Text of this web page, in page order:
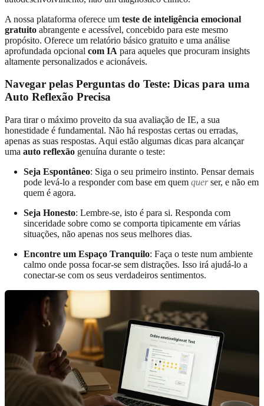
A nossa plataforma oferece um teste de inteligência emocional
gratuito abrangente e acessível, concebido para este mesmo
propósito. Oferece um relatório básico gratuito e uma análise
aprofundada opcional com IA para aqueles que procuram insights
altamente personalizados e acionáveis.
Navegar pelas Perguntas do Teste: Dicas para uma
Auto Reflexão Precisa
Para tirar o máximo proveito da sua avaliação de IE, a sua
honestidade é fundamental. Não há respostas certas ou erradas,
apenas as suas respostas. Aqui estão algumas dicas para alcançar
uma auto reflexão genuína durante o teste:
Seja Espontâneo: Siga o seu primeiro instinto. Pensar demais
pode levá-lo a responder com base em quem querser, e não em
quem é agora.
Seja Honesto: Lembre-se, isto é para si. Responda com
sinceridade sobre como se comporta tipicamente em várias
situações, não apenas nos seus melhores dias.
Encontre um Espaço Tranquilo: Faça o teste num ambiente
calmo onde possa focar-se sem distrações. Isso irá ajudá-lo a
conectar-se com os seus verdadeiros sentimentos.